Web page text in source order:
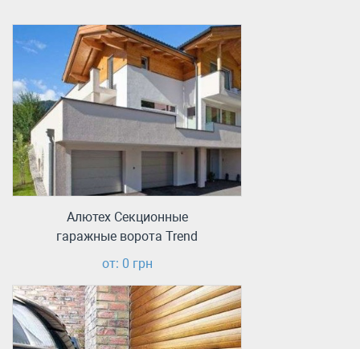
Алютех Секционные
гаражные ворота Trend
от: 0 грн